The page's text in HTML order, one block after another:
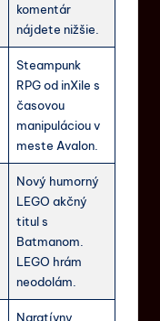
komentár
nájdete nižšie.
Steampunk
RPG od inXile s
časovou
manipuláciou v
meste Avalon.
Nový humorný
LEGO akčný
titul s
Batmanom.
LEGO hrám
neodolám.
Naratívny